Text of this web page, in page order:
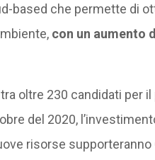
based che permette di
con un aumento
oltre 230 candidati per
del 2020,
risorse